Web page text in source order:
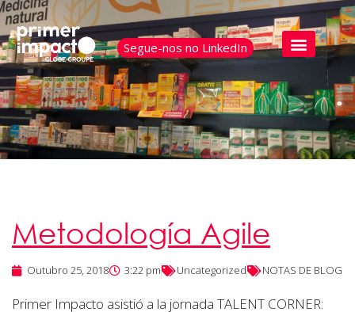
Segue-nos no LinkedIn
Metodología Agile
Outubro 25, 2018 3:22 pm Uncategorized NOTAS DE BLOG
Primer Impacto asistió a la jornada TALENT CORNER: